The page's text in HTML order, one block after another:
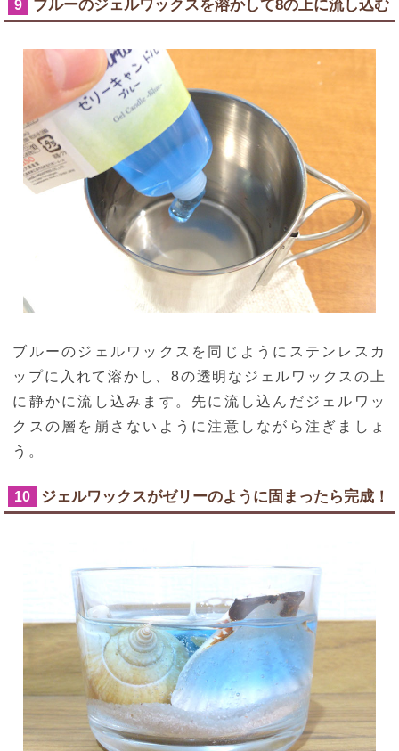
9 ブルーのジェルワックスを溶かして8の上に流し込む
ブルーのジェルワックスを同じようにステンレスカ
ップに入れて溶かし、8の透明なジェルワックスの上
に静かに流し込みます。先に流し込んだジェルワッ
クスの層を崩さないように注意しながら注ぎましょ
う。
10 ジェルワックスがゼリーのように固まったら完成！